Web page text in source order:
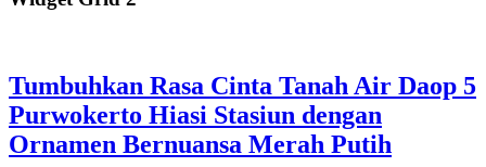
Tumbuhkan Rasa Cinta Tanah Air Daop 5
Purwokerto Hiasi Stasiun dengan
Ornamen Bernuansa Merah Putih